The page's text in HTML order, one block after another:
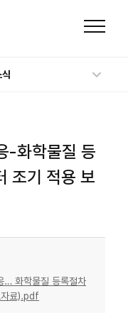
-화학물질 등
조기 적용 보
… 화학물질 등록절차
자료).pdf